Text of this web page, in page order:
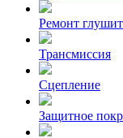
Ремонт
Трансмиссия
Сцепление
Защитное